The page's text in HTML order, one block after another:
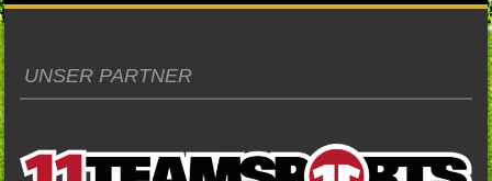
UNSER PARTNER